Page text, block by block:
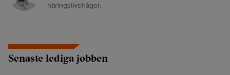
näringslivsfrågor.
Senaste lediga jobben